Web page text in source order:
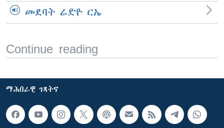
መደባት ሬድዮ ርኤ
Continue reading
ማሕበራዊ ገጻትና